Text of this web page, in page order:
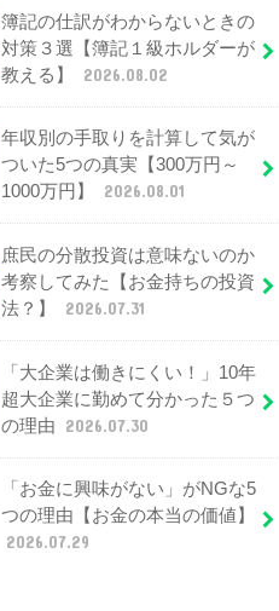
簿記の仕訳がわからないときの
対策３選【簿記１級ホルダーが
教える】
2026.08.02
年収別の手取りを計算して気が
ついた5つの真実【300万円～
1000万円】
2026.08.01
庶民の分散投資は意味ないのか
考察してみた【お金持ちの投資
法？】
2026.07.31
「大企業は働きにくい！」10年
超大企業に勤めて分かった５つ
の理由
2026.07.30
「お金に興味がない」がNGな5
つの理由【お金の本当の価値】
2026.07.29